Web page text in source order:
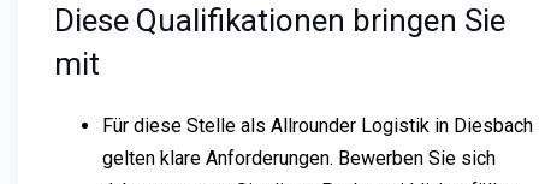
Diese Qualifikationen bringen Sie
mit
Für diese Stelle als Allrounder Logistik in Diesbach
gelten klare Anforderungen. Bewerben Sie sich